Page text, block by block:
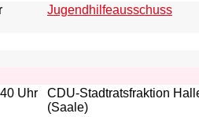
Jugendhilfeausschuss
Uhr
CDU-Stadtratsfraktion
(Saale)